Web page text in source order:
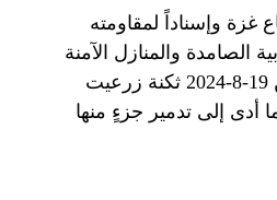
غزة وإسناداً لمقاومته
الصامدة والمنازل الآمنة
وخصوصاً في بلدة باتوليه، استهدف مجاهدو المقاومة الإسلامية يوم الاثنين 19-8-2024 ثكنة زرعيت
أدى إلى تدمير جزءٍ منها